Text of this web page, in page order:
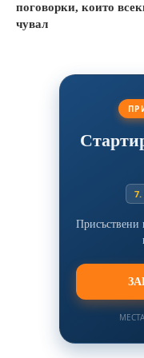
поговорки, които
чувал
Присъствени